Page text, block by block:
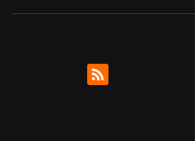
выходным большинство сервисов цифровой...